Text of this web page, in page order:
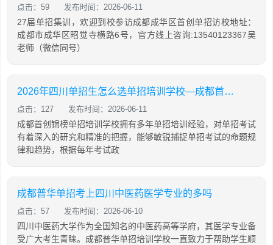
点击：59 发布时间：2026-06-11
27届单招集训，欢迎到校参访成都成华区首创单招访校地址：
成都市成华区昭觉寺横路6号，官方线上咨询:13540123367吴
老师（微信同号）
2026年四川单招生怎么选单招培训学校—成都首创锦榜单招培训
点击：127 发布时间：2026-06-11
成都首创锦榜单招培训学校拥有多年单招培训经验，对单招考试
有着深入的研究和精准的把握，能够敏锐捕捉单招考试的命题规
律和趋势，根据每年考试政
成都普华单招考上四川中医药医学专业的多吗
点击：57 发布时间：2026-06-10
四川中医药大学作为全国知名的中医药高等学府，其医学专业备
受广大考生青睐。成都普华单招培训学校一直致力于帮助学生顺